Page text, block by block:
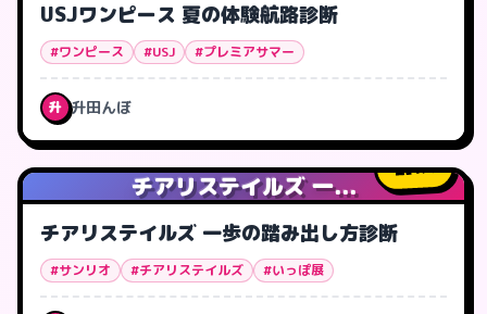
USJワンピース 夏の体験航路診断
#ワンピース #USJ #プレミアサマー
升 升田んぼ
チアリステイルズ 一...
1人
チアリステイルズ 一歩の踏み出し方診断
#サンリオ #チアリステイルズ #いっぽ展